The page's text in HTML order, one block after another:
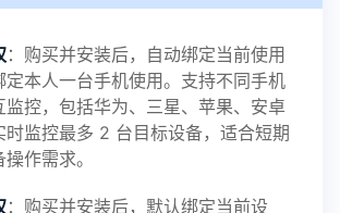
题与所需的更多功能，华鲸手机监
造更优秀的监控APP
：购买并安装后，自动绑定当前使用
定本人一台手机使用。支持不同手机
监控，包括华为、三星、苹果、安卓
时监控最多 2 台目标设备，适合短期
作需求。
：购买并安装后，默认绑定当前设